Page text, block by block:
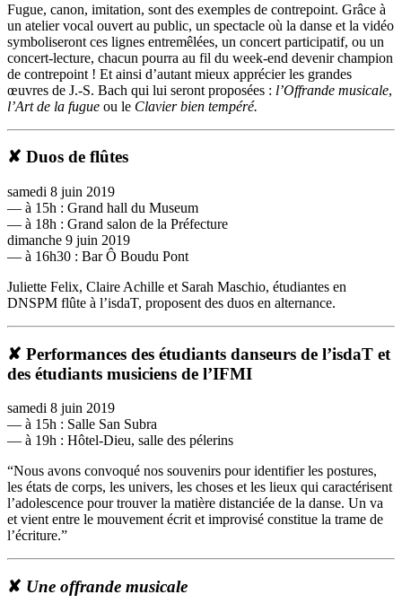
Fugue, canon, imitation, sont des exemples de contrepoint. Grâce à
un atelier vocal ouvert au public, un spectacle où la danse et la vidéo
symboliseront ces lignes entremêlées, un concert participatif, ou un
concert-lecture, chacun pourra au fil du week-end devenir champion
de contrepoint ! Et ainsi d’autant mieux apprécier les grandes
œuvres de J.-S. Bach qui lui seront proposées : l’Offrande musicale,
l’Art de la fugue ou le Clavier bien tempéré.
✘ Duos de flûtes
samedi 8 juin 2019
— à 15h : Grand hall du Museum
— à 18h : Grand salon de la Préfecture
dimanche 9 juin 2019
— à 16h30 : Bar Ô Boudu Pont
Juliette Felix, Claire Achille et Sarah Maschio, étudiantes en
DNSPM flûte à l’isdaT, proposent des duos en alternance.
✘ Performances des étudiants danseurs de l’isdaT et
des étudiants musiciens de l’IFMI
samedi 8 juin 2019
— à 15h : Salle San Subra
— à 19h : Hôtel-Dieu, salle des pélerins
“Nous avons convoqué nos souvenirs pour identifier les postures,
les états de corps, les univers, les choses et les lieux qui caractérisent
l’adolescence pour trouver la matière distanciée de la danse. Un va
et vient entre le mouvement écrit et improvisé constitue la trame de
l’écriture.”
✘ Une offrande musicale